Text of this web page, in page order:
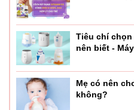
Tiêu chí chọn
nên biết -
Mẹ có nên
không?